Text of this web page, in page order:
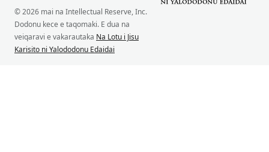
© 2026 mai na Intellectual Reserve, Inc.
Dodonu kece e taqomaki. E dua na
veiqaravi e vakarautaka Na Lotu i Jisu
Karisito ni Yalododonu Edaidai